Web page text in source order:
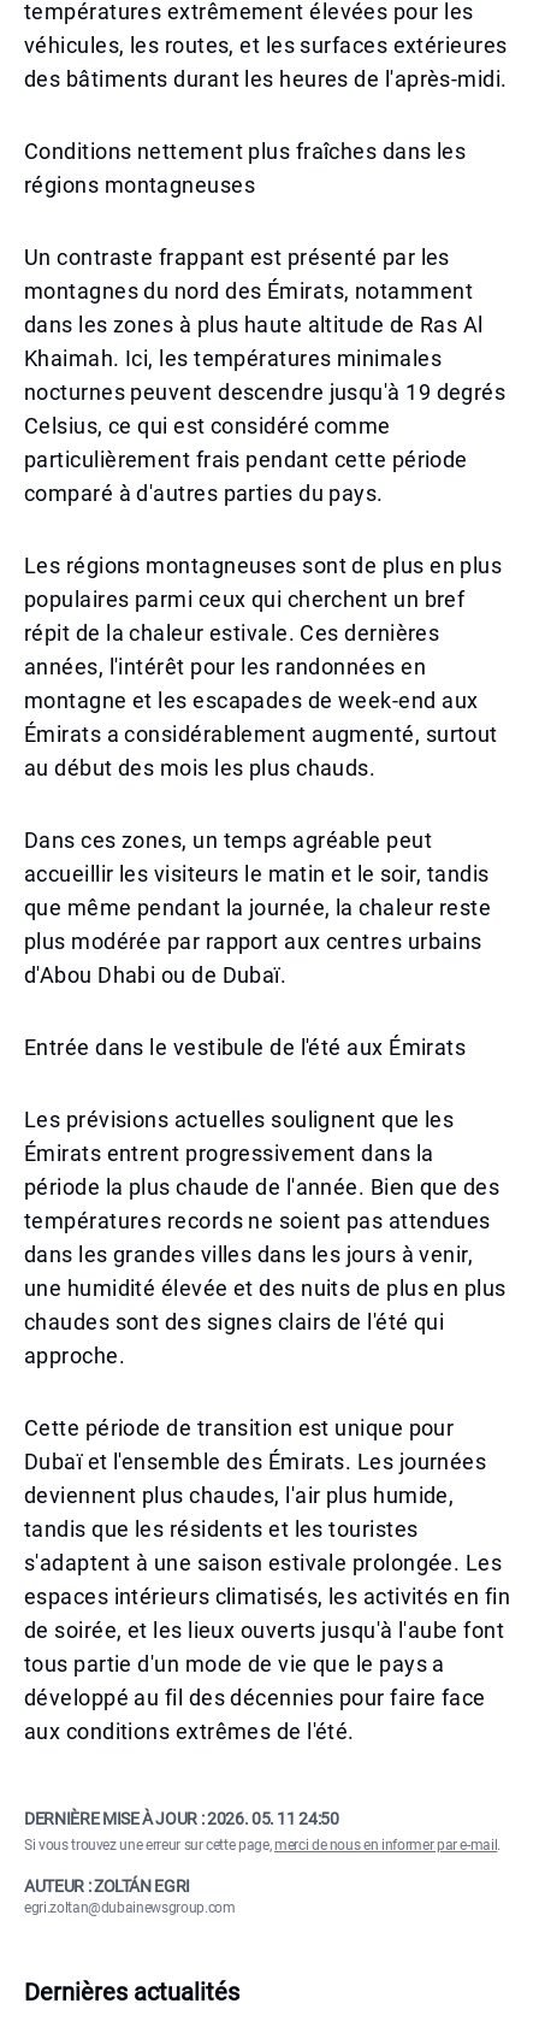
températures extrêmement élevées pour les
véhicules, les routes, et les surfaces extérieures
des bâtiments durant les heures de l'après-midi.
Conditions nettement plus fraîches dans les
régions montagneuses
Un contraste frappant est présenté par les
montagnes du nord des Émirats, notamment
dans les zones à plus haute altitude de Ras Al
Khaimah. Ici, les températures minimales
nocturnes peuvent descendre jusqu'à 19 degrés
Celsius, ce qui est considéré comme
particulièrement frais pendant cette période
comparé à d'autres parties du pays.
Les régions montagneuses sont de plus en plus
populaires parmi ceux qui cherchent un bref
répit de la chaleur estivale. Ces dernières
années, l'intérêt pour les randonnées en
montagne et les escapades de week-end aux
Émirats a considérablement augmenté, surtout
au début des mois les plus chauds.
Dans ces zones, un temps agréable peut
accueillir les visiteurs le matin et le soir, tandis
que même pendant la journée, la chaleur reste
plus modérée par rapport aux centres urbains
d'Abou Dhabi ou de Dubaï.
Entrée dans le vestibule de l'été aux Émirats
Les prévisions actuelles soulignent que les
Émirats entrent progressivement dans la
période la plus chaude de l'année. Bien que des
températures records ne soient pas attendues
dans les grandes villes dans les jours à venir,
une humidité élevée et des nuits de plus en plus
chaudes sont des signes clairs de l'été qui
approche.
Cette période de transition est unique pour
Dubaï et l'ensemble des Émirats. Les journées
deviennent plus chaudes, l'air plus humide,
tandis que les résidents et les touristes
s'adaptent à une saison estivale prolongée. Les
espaces intérieurs climatisés, les activités en fin
de soirée, et les lieux ouverts jusqu'à l'aube font
tous partie d'un mode de vie que le pays a
développé au fil des décennies pour faire face
aux conditions extrêmes de l'été.
DERNIÈRE MISE À JOUR :2026. 05. 11 24:50
Si vous trouvez une erreur sur cette page,merci de nous en informer par e-mail .
AUTEUR : ZOLTÁN EGRI
egri.zoltan@dubainewsgroup.com
Dernières actualités